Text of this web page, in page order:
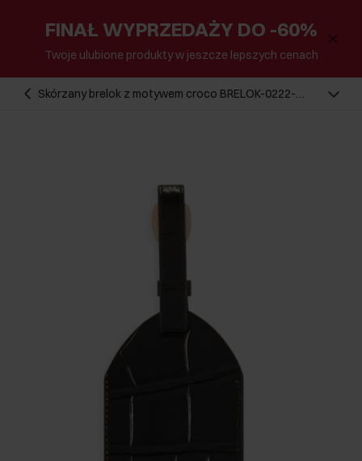
FINAŁ WYPRZEDAŻY DO -60%
Twoje ulubione produkty w jeszcze lepszych cenach
Skórzany brelok z motywem croco BRELOK-0222-